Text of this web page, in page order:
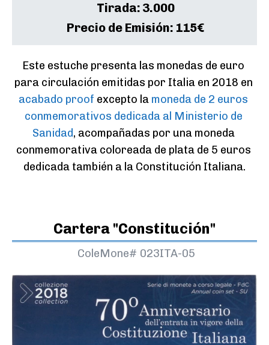
Tirada: 3.000
Precio de Emisión: 115€
Este estuche presenta las monedas de euro
acabado proof excepto la moneda de 2 euros
conmemorativos dedicada al Ministerio de
Sanidad, acompañadas por una moneda
conmemorativa coloreada de plata de 5 euros
dedicada también a la Constitución Italiana.
Cartera "Constitución"
ColeMone# 023ITA-05